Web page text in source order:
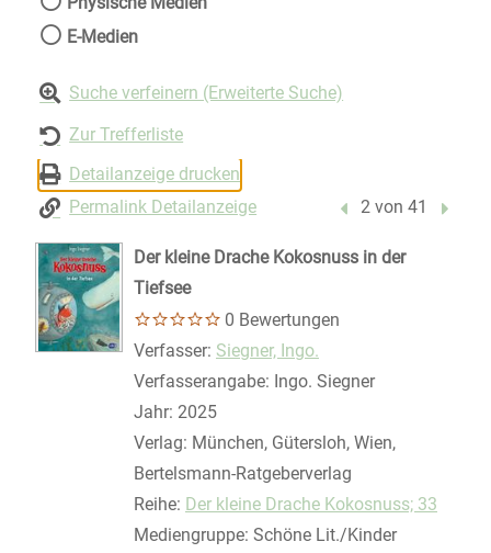
E-Medien
Suche verfeinern (Erweiterte Suche)
Zur Trefferliste
Detailanzeige drucken
Permalink Detailanzeige
Vorheriger Treffer
2 von 41
Der kleine Drache Kokosnuss in der
Tiefsee
0 Bewertungen
Verfasser: Suche nach diesem Verfasser
Siegner, Ingo.
Verfasserangabe: Ingo. Siegner
Jahr: 2025
Verlag: München, Gütersloh, Wien,
Bertelsmann-Ratgeberverlag
Reihe: Der kleine Drache Kokosnuss; 33
Mediengruppe: Schöne Lit./Kinder